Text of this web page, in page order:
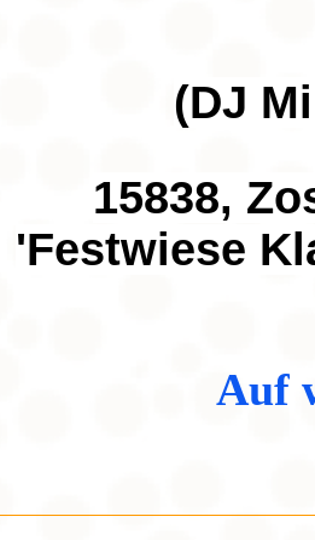
(DJ
15838,
'Festwiese
Auf